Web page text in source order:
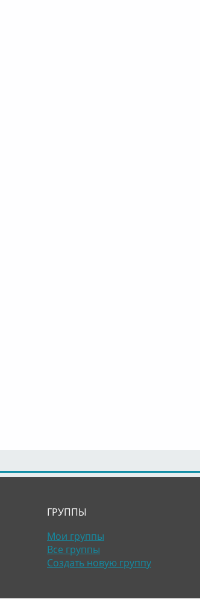
ГРУППЫ
Мои группы
Все группы
Создать новую группу